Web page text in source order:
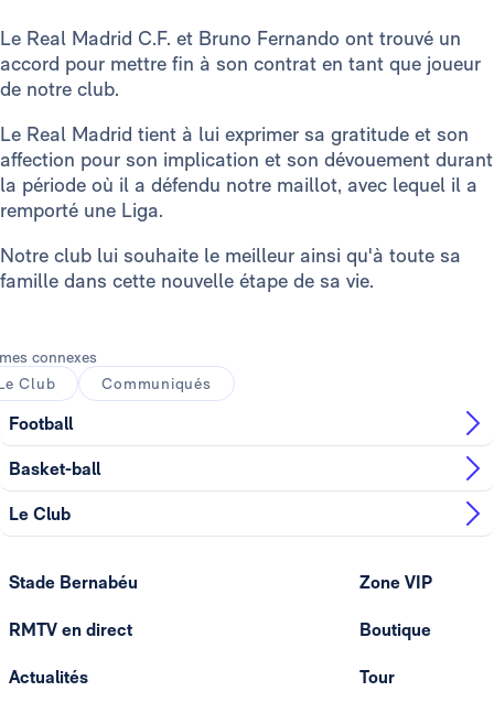
Le Real Madrid C.F. et Bruno Fernando ont trouvé un
accord pour mettre fin à son contrat en tant que joueur
de notre club.
Le Real Madrid tient à lui exprimer sa gratitude et son
affection pour son implication et son dévouement durant
la période où il a défendu notre maillot, avec lequel il a
remporté une Liga.
Notre club lui souhaite le meilleur ainsi qu'à toute sa
famille dans cette nouvelle étape de sa vie.
connexes
Club
Communiqués
Football
Basket-ball
Le Club
Stade Bernabéu
RMTV en direct
Actualités
Zone VIP
Boutique
Tour